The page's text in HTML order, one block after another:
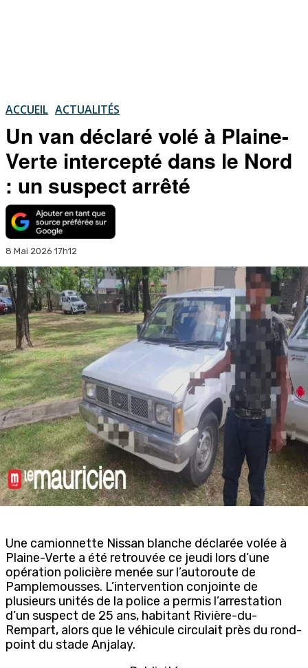
ACCUEIL ACTUALITÉS
Un van déclaré volé à Plaine-
Verte intercepté dans le Nord
: un suspect arrêté
8 Mai 2026 17h12
Une camionnette Nissan blanche déclarée volée à
Plaine-Verte a été retrouvée ce jeudi lors d’une
opération policière menée sur l’autoroute de
Pamplemousses. L’intervention conjointe de
plusieurs unités de la police a permis l’arrestation
d’un suspect de 25 ans, habitant Rivière-du-
Rempart, alors que le véhicule circulait près du rond-
point du stade Anjalay.